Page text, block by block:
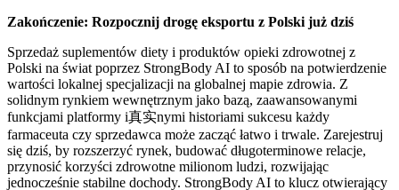
Zakończenie: Rozpocznij drogę eksportu z Polski już dziś
Sprzedaż suplementów diety i produktów opieki zdrowotnej z
Polski na świat poprzez StrongBody AI to sposób na potwierdzenie
wartości lokalnej specjalizacji na globalnej mapie zdrowia. Z
solidnym rynkiem wewnętrznym jako bazą, zaawansowanymi
funkcjami platformy i真实nymi historiami sukcesu każdy
farmaceuta czy sprzedawca może zacząć łatwo i trwale. Zarejestruj
się dziś, by rozszerzyć rynek, budować długoterminowe relacje,
przynosić korzyści zdrowotne milionom ludzi, rozwijając
jednocześnie stabilne dochody. StrongBody AI to klucz otwierający